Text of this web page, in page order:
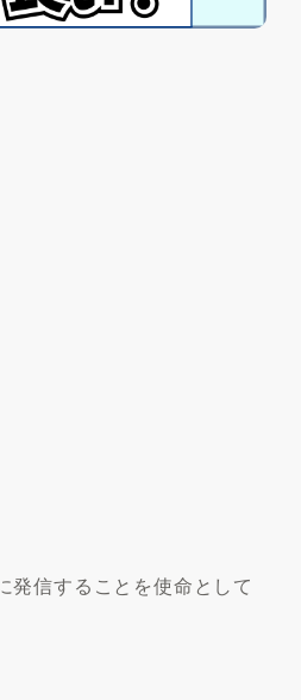
発信することを使命として